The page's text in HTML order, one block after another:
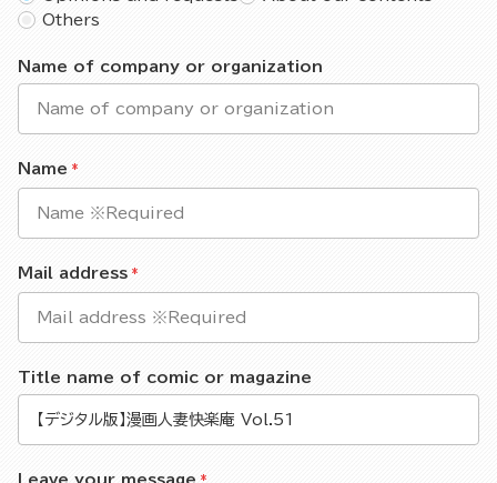
Others
Name of company or organization
Name
Mail address
Title name of comic or magazine
Leave your message